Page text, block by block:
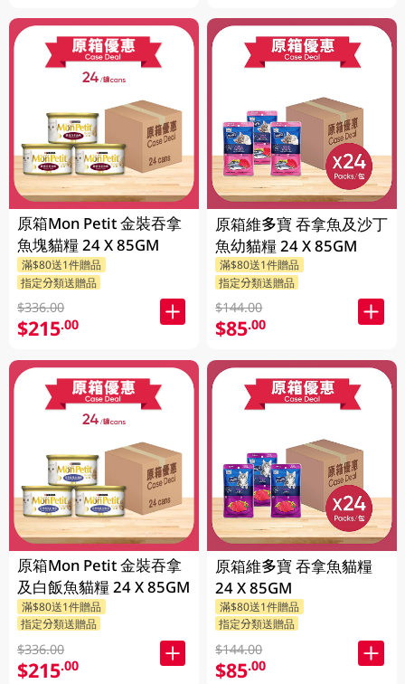
原箱Mon Petit 金裝吞拿
魚塊貓糧 24 X 85GM
滿$80送1件贈品
指定分類送贈品
$336.00
$215.00
原箱Mon Petit 金裝吞拿
及白飯魚貓糧 24 X 85GM
滿$80送1件贈品
指定分類送贈品
$336.00
$215.00
原箱維多寶 吞拿魚及沙丁
魚幼貓糧 24 X 85GM
滿$80送1件贈品
指定分類送贈品
$144.00
$85.00
原箱維多寶 吞拿魚貓糧
24 X 85GM
滿$80送1件贈品
指定分類送贈品
$144.00
$85.00